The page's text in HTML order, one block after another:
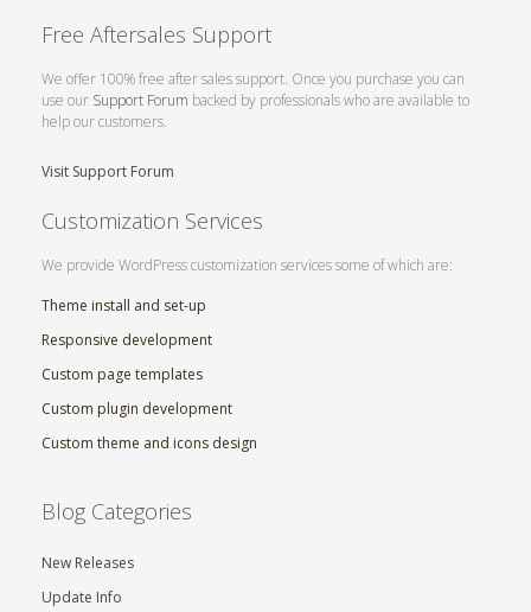
Free Aftersales Support
We offer 100% free after sales support. Once you purchase you can
use our Support Forum backed by professionals who are available to
help our customers.
Visit Support Forum
Customization Services
We provide WordPress customization services some of which are:
Theme install and set-up
Responsive development
Custom page templates
Custom plugin development
Custom theme and icons design
Blog Categories
New Releases
Update Info